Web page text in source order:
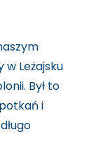
w Leżajsku
Był to
i